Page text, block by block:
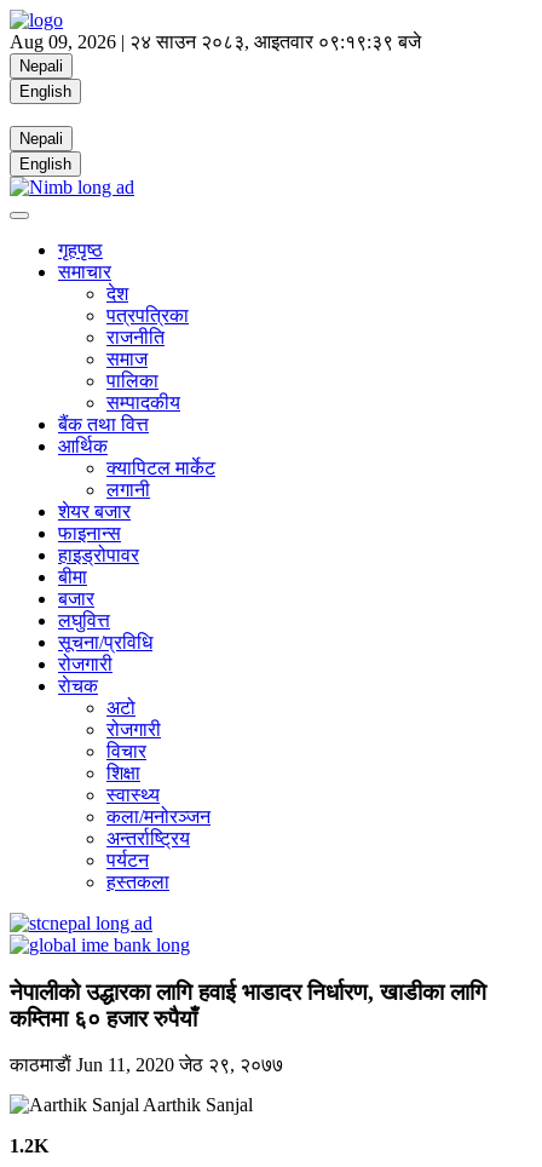
Aug 09, 2026 | २४ साउन २०८३, आइतवार ०९:१९:३९ बजे
Nepali
English
Nepali
English
गृहपृष्ठ
समाचार
देश
पत्रपत्रिका
राजनीति
समाज
पालिका
सम्पादकीय
बैंक तथा वित्त
आर्थिक
क्यापिटल मार्केट
लगानी
शेयर बजार
फाइनान्स
हाइड्रोपावर
बीमा
बजार
लघुवित्त
सूचना/प्रविधि
रोजगारी
राेचक
अटो
रोजगारी
विचार
शिक्षा
स्वास्थ्य
कला/मनोरञ्जन
अन्तर्राष्ट्रिय
पर्यटन
हस्तकला
नेपालीको उद्धारका लागि हवाई भाडादर निर्धारण, खाडीका लागि
कम्तिमा ६० हजार रुपैयाँ
काठमाडाैं Jun 11, 2020जेठ २९, २०७७
Aarthik Sanjal
1.2K